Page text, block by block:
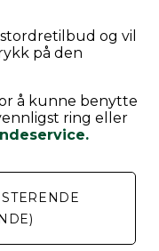
og vil
på den
å kunne benytte
ring eller